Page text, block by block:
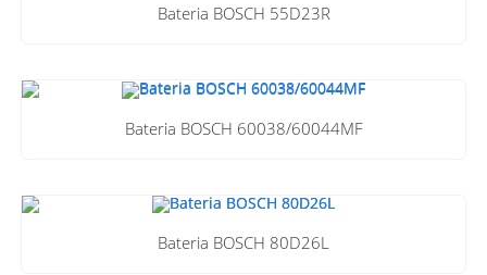
Bateria BOSCH 55D23R
Bateria BOSCH 60038/60044MF
Bateria BOSCH 80D26L